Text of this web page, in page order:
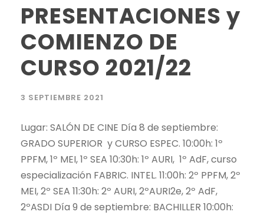
PRESENTACIONES y
COMIENZO DE
CURSO 2021/22
3 SEPTIEMBRE 2021
Lugar: SALÓN DE CINE Día 8 de septiembre:
GRADO SUPERIOR y CURSO ESPEC. 10:00h: 1º
PPFM, 1º MEI, 1º SEA 10:30h: 1º AURI, 1º AdF, curso
especialización FABRIC. INTEL. 11:00h: 2º PPFM, 2º
MEI, 2º SEA 11:30h: 2º AURI, 2ºAURI2e, 2º AdF,
2ºASDI Día 9 de septiembre: BACHILLER 10:00h: